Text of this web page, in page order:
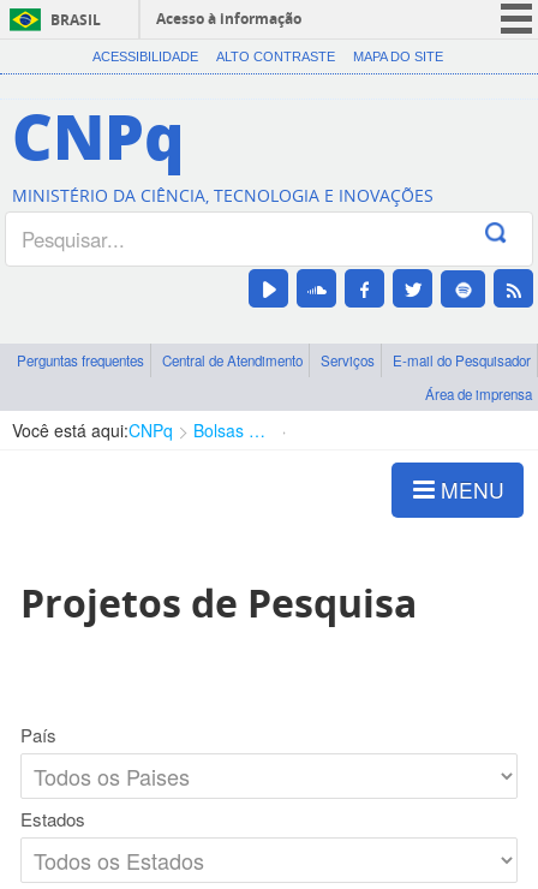
BRASIL
Acesso à informação
CORONAVÍRUS (COVID-19)
Canais
ACESSIBILIDADE ALTO CONTRASTE MAPA DO SITE
CNPq
MINISTÉRIO DA CIÊNCIA, TECNOLOGIA E INOVAÇÕES
Perguntas frequentes Central de Atendimento Serviços
E-mail do Pesquisador
Área de imprensa
Você está aqui:CNPq Bolsas e Auxílios Vigentes
MENU
Projetos de Pesquisa
País
Estados